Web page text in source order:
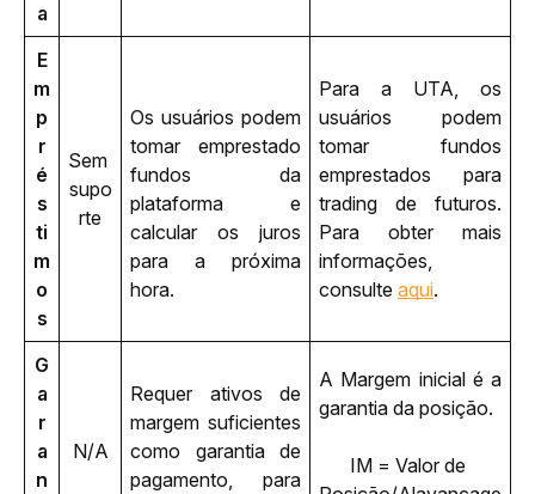
a
E
m
p
r
é
s
ti
m
o
s
Sem
supo
rte
Os usuários podem
tomar emprestado
fundos da
plataforma e
calcular os juros
para a próxima
hora.
Para a UTA, os
usuários podem
tomar fundos
emprestados para
trading de futuros.
Para obter mais
informações,
consulte aqui.
G
a
r
a
n
N/A
Requer ativos de
margem suficientes
como garantia de
pagamento, para
A Margem inicial é a
garantia da posição.
IM = Valor de